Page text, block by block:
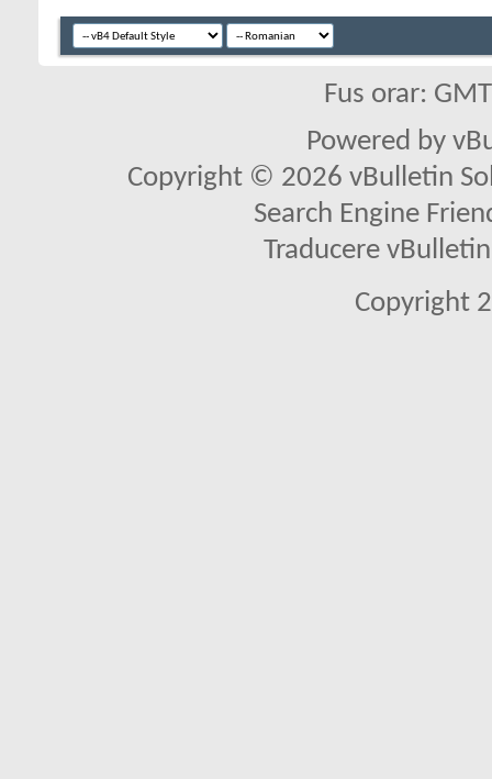
Fus orar:
Powered by
Copyright © 2026 vBulletin
Search Engine
Traducere
Copyright